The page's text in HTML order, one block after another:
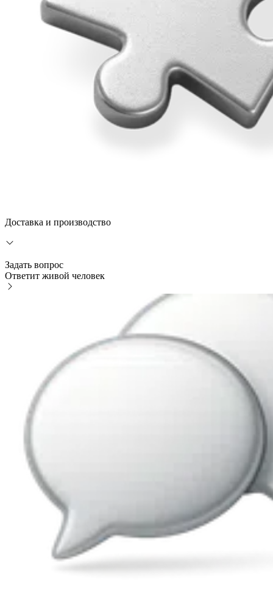
Доставка и производство
Задать вопрос
Ответит живой человек